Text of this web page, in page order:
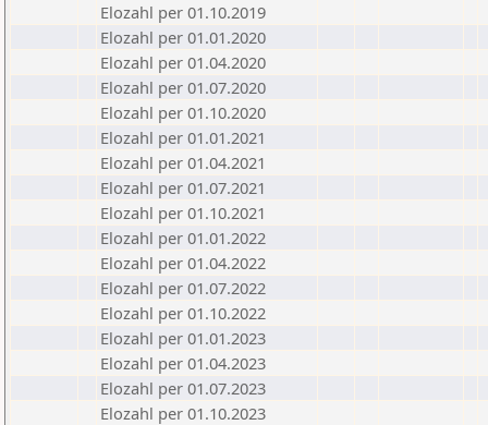
Elozahl per 01.10.2019
Elozahl per 01.01.2020
Elozahl per 01.04.2020
Elozahl per 01.07.2020
Elozahl per 01.10.2020
Elozahl per 01.01.2021
Elozahl per 01.04.2021
Elozahl per 01.07.2021
Elozahl per 01.10.2021
Elozahl per 01.01.2022
Elozahl per 01.04.2022
Elozahl per 01.07.2022
Elozahl per 01.10.2022
Elozahl per 01.01.2023
Elozahl per 01.04.2023
Elozahl per 01.07.2023
Elozahl per 01.10.2023